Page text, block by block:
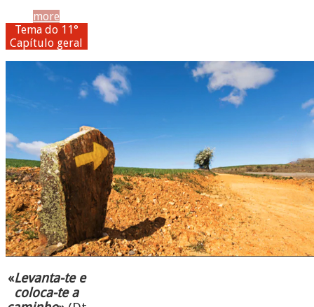
more
Tema do 11°
Capítulo geral
«Levanta-te e
coloca-te a